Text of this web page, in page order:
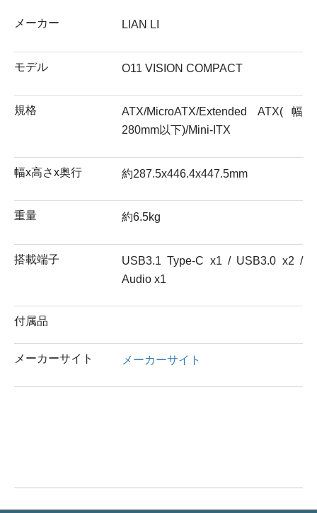
メーカー LIAN LI
モデル O11 VISION COMPACT
規格
ATX/MicroATX/Extended ATX(幅
280mm以下)/Mini-ITX
幅x高さx奥行 約287.5x446.4x447.5mm
重量 約6.5kg
搭載端子
USB3.1 Type-C x1 / USB3.0 x2 /
Audio x1
付属品
メーカーサイト メーカーサイト